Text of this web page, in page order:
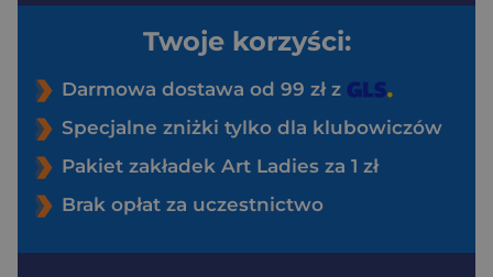
Twoje korzyści:
Darmowa dostawa od 99 zł z
Specjalne zniżki tylko dla klubowiczów
Pakiet zakładek Art Ladies za 1 zł
Brak opłat za uczestnictwo